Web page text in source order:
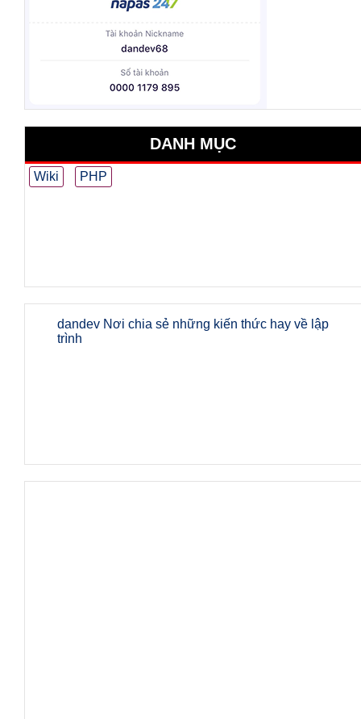
DANH MỤC
Wiki PHP
dandev Nơi chia sẻ những kiến thức hay về lập
trình